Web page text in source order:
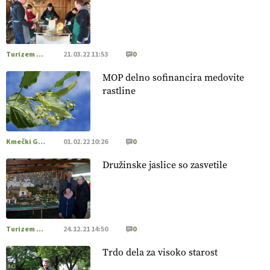
[EKOloško = LOGIČNO
in vlaga.
VEČ
https://t.co/qmMX2yevum @EUAgri #IMCAP
#CAP https://t.co/dDwsipE645
[EKOloško = LOGIČNO ] Mulčer
tal
. VEČ
https://t.co/J7RkeaYpYu @EUAgri #IMCAP #CAP
https://t.co/RVG0FzcQN6
[EKOloško = LOGIČNO
] Zdravje rastlin je ključno za
prehransko varnost,
https://t.co/K0USFPJ5fJ @EUAgri #IMCAP #CAP
https://t.co/vcHhoOixHy
[EKOloško = LOGIČNO
Turizem na podezelju 21.03.22 11:53 0
MOP delno sofinancira medovite
rastline
Kmečki Glas 01.02.22 10:26 0
Družinske jaslice so zasvetile
Turizem na podezelju 24.12.21 14:50 0
Trdo dela za visoko starost